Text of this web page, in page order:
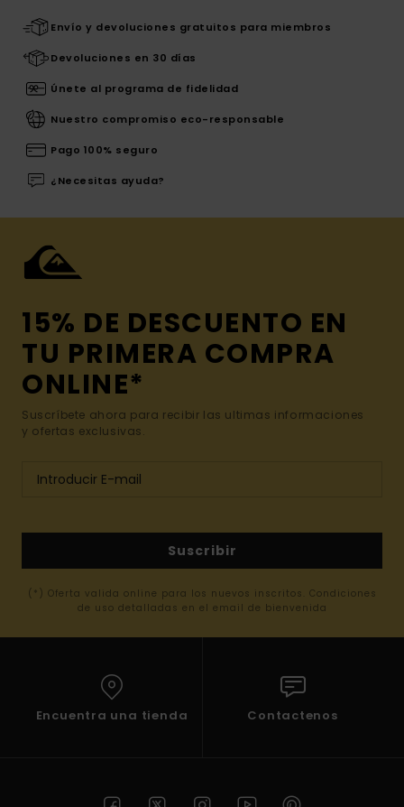
Envío y devoluciones gratuitos para miembros
Devoluciones en 30 días
Únete al programa de fidelidad
Nuestro compromiso eco-responsable
Pago 100% seguro
¿Necesitas ayuda?
15% DE DESCUENTO EN
TU PRIMERA COMPRA
ONLINE*
Suscríbete ahora para recibir las ultimas informaciones
y ofertas exclusivas.
Suscribir
(*) Oferta valida online para los nuevos inscritos. Condiciones
de uso detalladas en el email de bienvenida
Encuentra una tienda Contactenos